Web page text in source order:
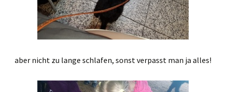
aber nicht zu lange schlafen, sonst verpasst man ja alles!